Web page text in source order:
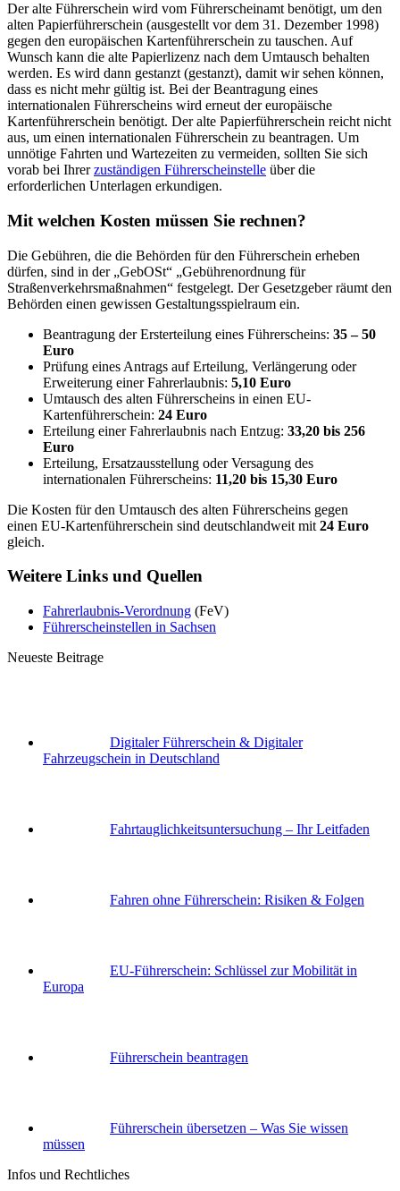
Der alte Führerschein wird vom Führerscheinamt benötigt, um den
alten Papierführerschein (ausgestellt vor dem 31. Dezember 1998)
gegen den europäischen Kartenführerschein zu tauschen. Auf
Wunsch kann die alte Papierlizenz nach dem Umtausch behalten
werden. Es wird dann gestanzt (gestanzt), damit wir sehen können,
dass es nicht mehr gültig ist. Bei der Beantragung eines
internationalen Führerscheins wird erneut der europäische
Kartenführerschein benötigt. Der alte Papierführerschein reicht nicht
aus, um einen internationalen Führerschein zu beantragen. Um
unnötige Fahrten und Wartezeiten zu vermeiden, sollten Sie sich
vorab bei Ihrerzuständigen Führerscheinstelle über die
erforderlichen Unterlagen erkundigen.
Mit welchen Kosten müssen Sie rechnen?
Die Gebühren, die die Behörden für den Führerschein erheben
dürfen, sind in der „GebOSt“ „Gebührenordnung für
Straßenverkehrsmaßnahmen“ festgelegt. Der Gesetzgeber räumt den
Behörden einen gewissen Gestaltungsspielraum ein.
Beantragung der Ersterteilung eines Führerscheins: 35 – 50
Euro
Prüfung eines Antrags auf Erteilung, Verlängerung oder
Erweiterung einer Fahrerlaubnis: 5,10 Euro
Umtausch des alten Führerscheins in einen EU-
Kartenführerschein: 24 Euro
Erteilung einer Fahrerlaubnis nach Entzug: 33,20 bis 256
Euro
Erteilung, Ersatzausstellung oder Versagung des
internationalen Führerscheins: 11,20 bis 15,30 Euro
Die Kosten für den Umtausch des alten Führerscheins gegen
einen EU-Kartenführerschein sind deutschlandweit mit 24 Euro
gleich.
Weitere Links und Quellen
Fahrerlaubnis-Verordnung (FeV)
Führerscheinstellen in Sachsen
Neueste Beitrage
Digitaler Führerschein & Digitaler
Fahrzeugschein in Deutschland
Fahrtauglichkeits­untersuchung – Ihr Leitfaden
Fahren ohne Führerschein: Risiken & Folgen
EU-Führerschein: Schlüssel zur Mobilität in
Europa
Führerschein beantragen
Führerschein übersetzen – Was Sie wissen
müssen
Infos und Rechtliches